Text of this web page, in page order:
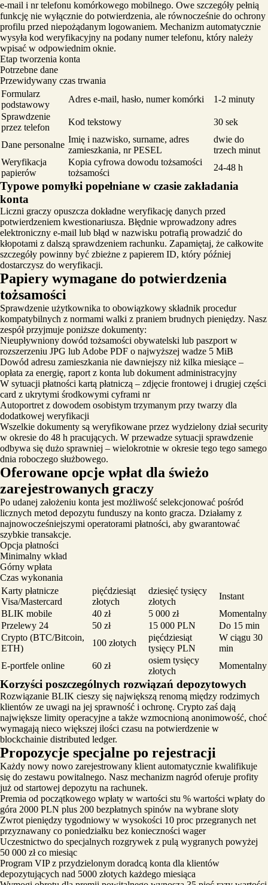
e-mail i nr telefonu komórkowego mobilnego. Owe szczegóły pełnią
funkcję nie wyłącznie do potwierdzenia, ale równocześnie do ochrony
profilu przed niepożądanym logowaniem. Mechanizm automatycznie
wysyła kod weryfikacyjny na podany numer telefonu, który należy
wpisać w odpowiednim oknie.
Etap tworzenia konta
Potrzebne dane
Przewidywany czas trwania
Formularz
podstawowy
Adres e-mail, hasło, numer komórki
1-2 minuty
Sprawdzenie
przez telefon
Kod tekstowy 30 sek
Dane personalne
Imię i nazwisko, surname, adres
zamieszkania, nr PESEL
dwie do
trzech minut
Weryfikacja
papierów
Kopia cyfrowa dowodu tożsamości
tożsamości
24-48 h
Typowe pomyłki popełniane w czasie zakładania
konta
Liczni graczy opuszcza dokładne weryfikację danych przed
potwierdzeniem kwestionariusza. Błędnie wprowadzony adres
elektroniczny e-mail lub błąd w nazwisku potrafią prowadzić do
kłopotami z dalszą sprawdzeniem rachunku. Zapamiętaj, że całkowite
szczegóły powinny być zbieżne z papierem ID, który później
dostarczysz do weryfikacji.
Papiery wymagane do potwierdzenia
tożsamości
Sprawdzenie użytkownika to obowiązkowy składnik procedur
kompatybilnych z normami walki z praniem brudnych pieniędzy. Nasz
zespół przyjmuje poniższe dokumenty:
Nieupływniony dowód tożsamości obywatelski lub paszport w
rozszerzeniu JPG lub Adobe PDF o najwyższej wadze 5 MiB
Dowód adresu zamieszkania nie dawniejszy niż kilka miesiące –
opłata za energię, raport z konta lub dokument administracyjny
W sytuacji płatności kartą płatniczą – zdjęcie frontowej i drugiej części
card z ukrytymi środkowymi cyframi nr
Autoportret z dowodem osobistym trzymanym przy twarzy dla
dodatkowej weryfikacji
Wszelkie dokumenty są weryfikowane przez wydzielony dział security
w okresie do 48 h pracujących. W przewadze sytuacji sprawdzenie
odbywa się dużo sprawniej – wielokrotnie w okresie tego tego samego
dnia roboczego służbowego.
Oferowane opcje wpłat dla świeżo
zarejestrowanych graczy
Po udanej założeniu konta jest możliwość selekcjonować pośród
licznych metod depozytu funduszy na konto gracza. Działamy z
najnowocześniejszymi operatorami płatności, aby gwarantować
szybkie transakcje.
Opcja płatności
Minimalny wkład
Górny wpłata
Czas wykonania
Karty płatnicze
Visa/Mastercard
pięćdziesiąt
złotych
dziesięć tysięcy
złotych
Instant
BLIK mobile
40 zł 5 000 zł
Momentalny
Przelewy 24
50 zł 15 000 PLN
Do 15 min
Crypto (BTC/Bitcoin,
ETH)
100 złotych
pięćdziesiąt
tysięcy PLN
W ciągu 30
min
E-portfele online
60 zł
osiem tysięcy
złotych
Momentalny
Korzyści poszczególnych rozwiązań depozytowych
Rozwiązanie BLIK cieszy się największą renomą między rodzimych
klientów ze uwagi na jej sprawność i ochronę. Crypto zaś dają
największe limity operacyjne a także wzmocnioną anonimowość, choć
wymagają nieco większej ilości czasu na potwierdzenie w
blockchainie distributed ledger.
Propozycje specjalne po rejestracji
Każdy nowy nowo zarejestrowany klient automatycznie kwalifikuje
się do zestawu powitalnego. Nasz mechanizm nagród oferuje profity
już od startowej depozytu na rachunek.
Premia od początkowego wpłaty w wartości stu % wartości wpłaty do
góra 2000 PLN plus 200 bezpłatnych spinów na wybrane sloty
Zwrot pieniędzy tygodniowy w wysokości 10 proc przegranych net
przyznawany co poniedziałku bez konieczności wager
Uczestnictwo do specjalnych rozgrywek z pulą wygranych powyżej
50 000 zł co miesiąc
Program VIP z przydzielonym doradcą konta dla klientów
depozytujących nad 5000 złotych każdego miesiąca